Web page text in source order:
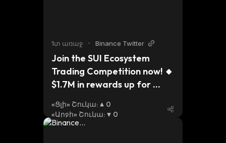
1տ առաջ • Binance Twitter
Join the SUI Ecosystem
Trading Competition now! 🔸
$1.7M in rewards up for
$NAVX, $HIPPO & $NS on
#SUI Don’t miss out 👇
«Ցլի» Շուկա:
0
«Արջի» Շուկա: 0